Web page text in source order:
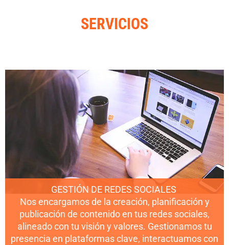
SERVICIOS
GESTIÓN DE REDES SOCIALES
Nos encargamos de la creación, planificación y
publicación de contenido en tus redes sociales,
alineado con tu visión y valores. Gestionamos tu
presencia en plataformas clave, interactuamos con